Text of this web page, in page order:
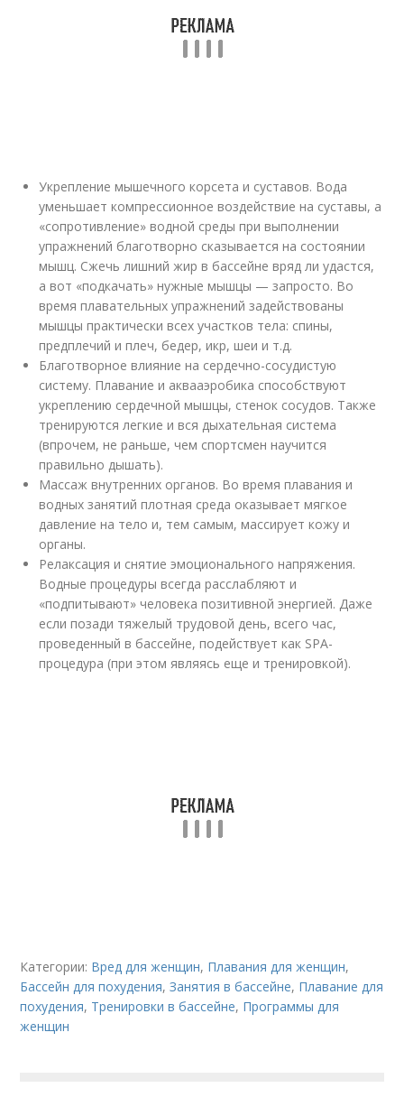
Укрепление мышечного корсета и суставов. Вода
уменьшает компрессионное воздействие на суставы, а
«сопротивление» водной среды при выполнении
упражнений благотворно сказывается на состоянии
мышц. Сжечь лишний жир в бассейне вряд ли удастся,
а вот «подкачать» нужные мышцы — запросто. Во
время плавательных упражнений задействованы
мышцы практически всех участков тела: спины,
предплечий и плеч, бедер, икр, шеи и т.д.
Благотворное влияние на сердечно-сосудистую
систему. Плавание и аквааэробика способствуют
укреплению сердечной мышцы, стенок сосудов. Также
тренируются легкие и вся дыхательная система
(впрочем, не раньше, чем спортсмен научится
правильно дышать).
Массаж внутренних органов. Во время плавания и
водных занятий плотная среда оказывает мягкое
давление на тело и, тем самым, массирует кожу и
органы.
Релаксация и снятие эмоционального напряжения.
Водные процедуры всегда расслабляют и
«подпитывают» человека позитивной энергией. Даже
если позади тяжелый трудовой день, всего час,
проведенный в бассейне, подействует как SPA-
процедура (при этом являясь еще и тренировкой).
Категории: Вред для женщин, Плавания для женщин,
Бассейн для похудения,Занятия в бассейне, Плавание для
похудения, Тренировки в бассейне, Программы для
женщин